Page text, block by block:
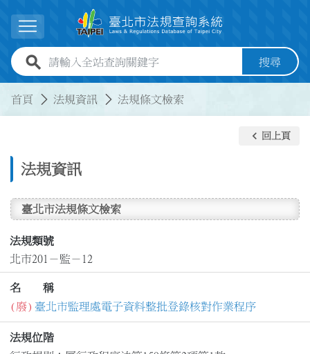
展開選單
全站查詢關鍵字欄位 搜尋
首頁 法規資訊 法規條文檢索
法規資訊
keyboard_arrow_left 回上頁
臺北市法規條文檢索
法規類號
北市201－監－12
名 稱
(廢) 臺北市監理處電子資料整批登錄核對作業程序
法規位階